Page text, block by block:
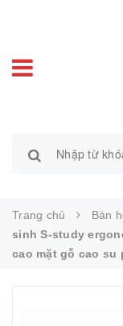
Trang chủ Bàn
sinh S-study
cao mặt gỗ cao su